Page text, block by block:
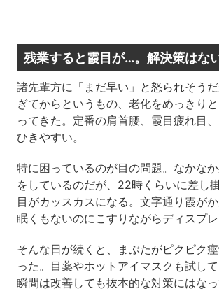
残業すると霞目が…。解決策はな
諸先輩方に「まだ早い」と怒られそう
ぎてからというもの、老化をめっきり
ってきた。定番の肩首腰、霞目疲れ目
ひきやすい。
特に困っているのが目の問題。なかな
をしているのだが、22時くらいに差し
目がカッスカスになる。文字通り霞がか
眠くもないのにこすりながらディスプレ
そんな日が続くと、まぶたがピクピク
った。目薬やホットアイマスクも試し
瞬間は改善しても抜本的な対策にはな